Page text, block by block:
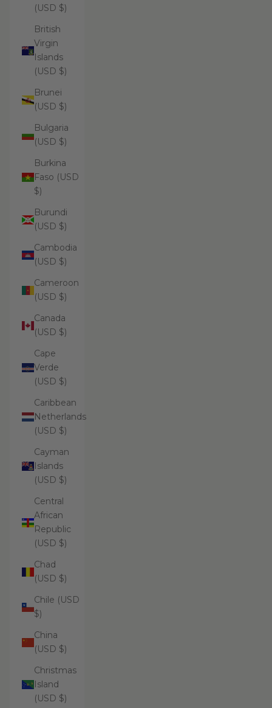
(USD $)
British
Virgin
Islands
(USD $)
Brunei
(USD $)
Bulgaria
(USD $)
Burkina
Faso (USD
$)
Burundi
(USD $)
Cambodia
(USD $)
Cameroon
(USD $)
Canada
(USD $)
Cape
Verde
(USD $)
Caribbean
Netherlands
(USD $)
Cayman
Islands
(USD $)
Central
African
Republic
(USD $)
Chad
(USD $)
Chile (USD
$)
China
(USD $)
Christmas
Island
(USD $)